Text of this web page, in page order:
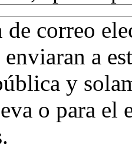
correo
enviaran a
y
o para